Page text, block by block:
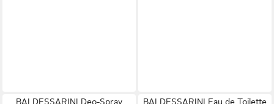
BALDESSARINI Deo-Spray
BALDESSARINI Eau de Toilette